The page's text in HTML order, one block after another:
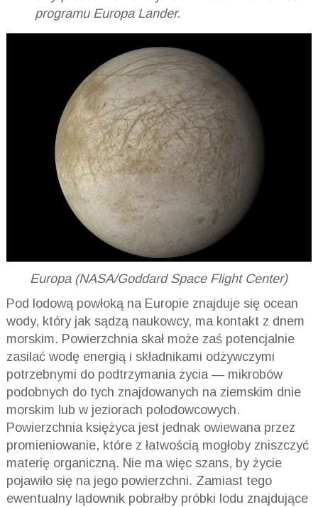
programu Europa Lander.
Europa (NASA/Goddard Space Flight Center)
Pod lodową powłoką na Europie znajduje się ocean
wody, który jak sądzą naukowcy, ma kontakt z dnem
morskim. Powierzchnia skał może zaś potencjalnie
zasilać wodę energią i składnikami odżywczymi
potrzebnymi do podtrzymania życia — mikrobów
podobnych do tych znajdowanych na ziemskim dnie
morskim lub w jeziorach polodowcowych.
Powierzchnia księżyca jest jednak owiewana przez
promieniowanie, które z łatwością mogłoby zniszczyć
materię organiczną. Nie ma więc szans, by życie
pojawiło się na jego powierzchni. Zamiast tego
ewentualny lądownik pobrałby próbki lodu znajdujące